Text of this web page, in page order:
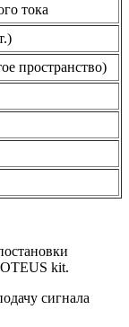
тока
пространство)
kit.
сигнала